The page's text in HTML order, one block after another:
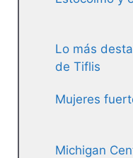
Lo más
de Tiflis
Mujeres
Michigan